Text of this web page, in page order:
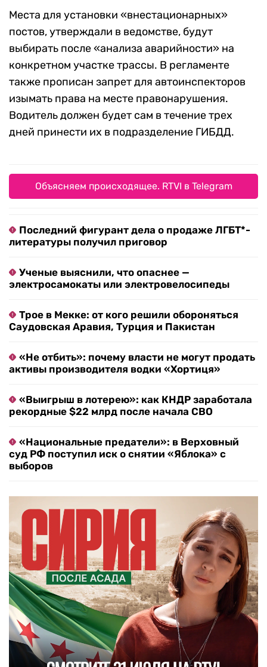
Места для установки «внестационарных»
постов, утверждали в ведомстве, будут
выбирать после «анализа аварийности» на
конкретном участке трассы. В регламенте
также прописан запрет для автоинспекторов
изымать права на месте правонарушения.
Водитель должен будет сам в течение трех
дней принести их в подразделение ГИБДД.
Объясняем происходящее. RTVI в Telegram
Последний фигурант дела о продаже ЛГБТ*-
литературы получил приговор
Ученые выяснили, что опаснее —
электросамокаты или электровелосипеды
Трое в Мекке: от кого решили обороняться
Саудовская Аравия, Турция и Пакистан
«Не отбить»: почему власти не могут продать
активы производителя водки «Хортиця»
«Выигрыш в лотерею»: как КНДР заработала
рекордные $22 млрд после начала СВО
«Национальные предатели»: в Верховный
суд РФ поступил иск о снятии «Яблока» с
выборов